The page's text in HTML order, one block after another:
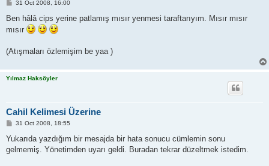
P
s
31 Oct 2008, 16:00
Ben hâlâ cips yerine patlamış mısır yenmesi taraftarıyım. Mısır mısır
mısır
(Atışmaları özlemişim be yaa )
Yılmaz Haksöyler
Cahil Kelimesi Üzerine
P
s
31 Oct 2008, 18:55
Yukarıda yazdığım bir mesajda bir hata sonucu cümlemin sonu
gelmemiş. Yönetimden uyarı geldi. Buradan tekrar düzeltmek istedim.